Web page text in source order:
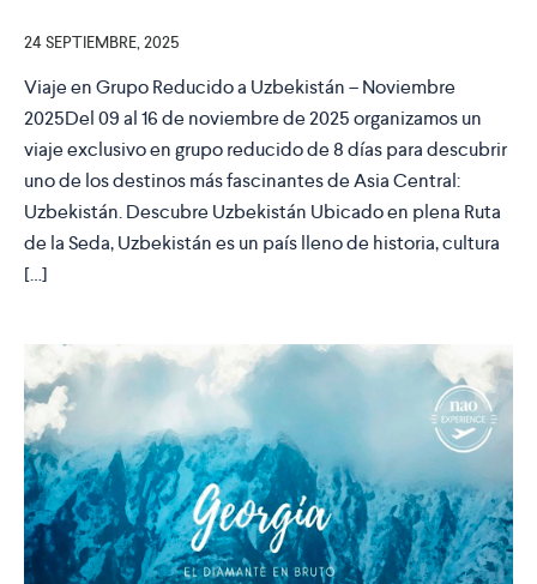
24 SEPTIEMBRE, 2025
Viaje en Grupo Reducido a Uzbekistán – Noviembre
2025Del 09 al 16 de noviembre de 2025 organizamos un
viaje exclusivo en grupo reducido de 8 días para descubrir
uno de los destinos más fascinantes de Asia Central:
Uzbekistán. Descubre Uzbekistán Ubicado en plena Ruta
de la Seda, Uzbekistán es un país lleno de historia, cultura
[…]